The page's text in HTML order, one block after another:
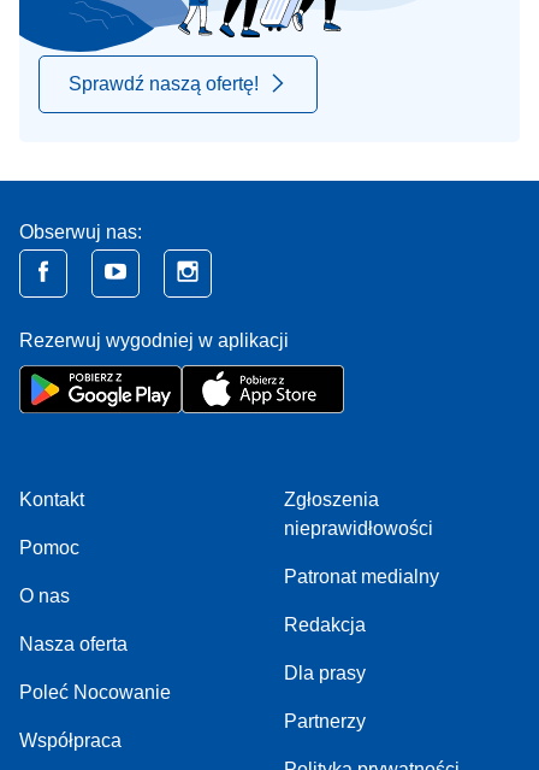
Sprawdź naszą ofertę!
Obserwuj nas:
Rezerwuj wygodniej w aplikacji
Kontakt
Pomoc
O nas
Nasza oferta
Poleć Nocowanie
Współpraca
Zgłoszenia
nieprawidłowości
Patronat medialny
Redakcja
Dla prasy
Partnerzy